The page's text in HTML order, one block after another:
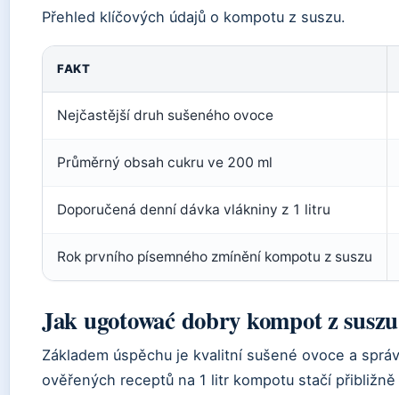
Přehled klíčových údajů o kompotu z suszu.
FAKT
Nejčastější druh sušeného ovoce
Průměrný obsah cukru ve 200 ml
Doporučená denní dávka vlákniny z 1 litru
Rok prvního písemného zmínění kompotu z suszu
Jak ugotować dobry kompot z
Základem úspěchu je kvalitní sušené ovoce a
ověřených receptů na 1 litr kompotu stačí přibližně